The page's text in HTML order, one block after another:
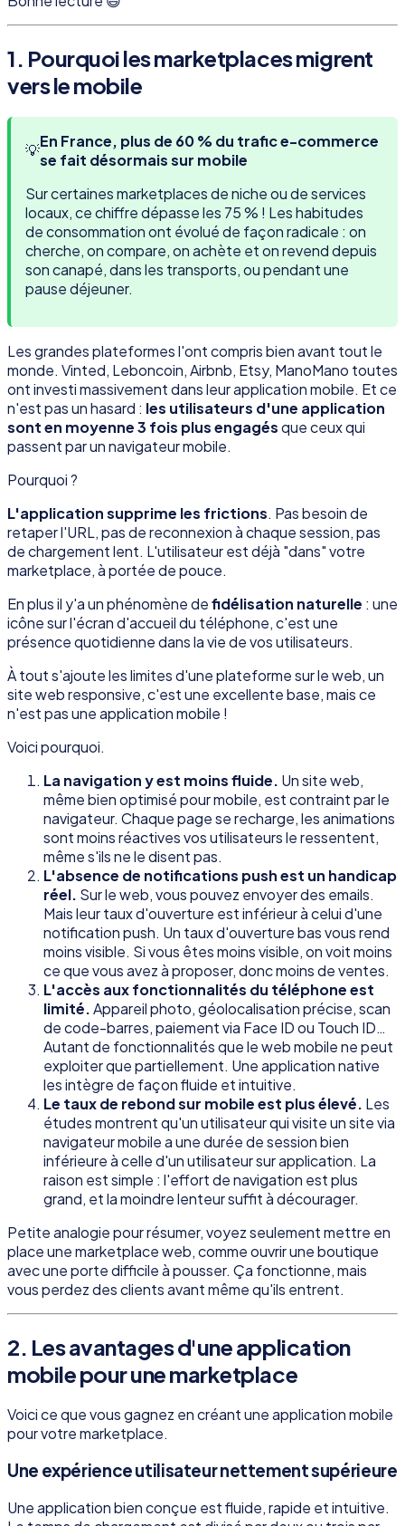
1. Pourquoi les marketplaces migrent
vers le mobile
💡En France, plus de 60 % du trafic e-commerce
se fait désormais sur mobile
Sur certaines marketplaces de niche ou de services
locaux, ce chiffre dépasse les 75 % ! Les habitudes
de consommation ont évolué de façon radicale : on
cherche, on compare, on achète et on revend depuis
son canapé, dans les transports, ou pendant une
pause déjeuner.
Les grandes plateformes l'ont compris bien avant tout le
monde. Vinted, Leboncoin, Airbnb, Etsy, ManoMano toutes
ont investi massivement dans leur application mobile. Et ce
n'est pas un hasard : les utilisateurs d'une application
sont en moyenne 3 fois plus engagésque ceux qui
passent par un navigateur mobile.
Pourquoi ?
L'application supprime les frictions. Pas besoin de
retaper l'URL, pas de reconnexion à chaque session, pas
de chargement lent. L'utilisateur est déjà "dans" votre
marketplace, à portée de pouce.
En plus il y'a un phénomène defidélisation naturelle : une
icône sur l'écran d'accueil du téléphone, c'est une
présence quotidienne dans la vie de vos utilisateurs.
À tout s'ajoute les limites d'une plateforme sur le web, un
site web responsive, c'est une excellente base, mais ce
n'est pas une application mobile !
Voici pourquoi.
La navigation y est moins fluide. Un site web,
même bien optimisé pour mobile, est contraint par le
navigateur. Chaque page se recharge, les animations
sont moins réactives vos utilisateurs le ressentent,
même s'ils ne le disent pas.
L'absence de notifications push est un handicap
réel. Sur le web, vous pouvez envoyer des emails.
Mais leur taux d'ouverture est inférieur à celui d'une
notification push. Un taux d'ouverture bas vous rend
moins visible. Si vous êtes moins visible, on voit moins
ce que vous avez à proposer, donc moins de ventes.
L'accès aux fonctionnalités du téléphone est
limité.Appareil photo, géolocalisation précise, scan
de code-barres, paiement via Face ID ou Touch ID…
Autant de fonctionnalités que le web mobile ne peut
exploiter que partiellement. Une application native
les intègre de façon fluide et intuitive.
Le taux de rebond sur mobile est plus élevé. Les
études montrent qu'un utilisateur qui visite un site via
navigateur mobile a une durée de session bien
inférieure à celle d'un utilisateur sur application. La
raison est simple : l'effort de navigation est plus
grand, et la moindre lenteur suffit à décourager.
Petite analogie pour résumer, voyez seulement mettre en
place une marketplace web, comme ouvrir une boutique
avec une porte difficile à pousser. Ça fonctionne, mais
vous perdez des clients avant même qu'ils entrent.
2. Les avantages d'une application
mobile pour une marketplace
Voici ce que vous gagnez en créant une application mobile
pour votre marketplace.
Une expérience utilisateur nettement supérieure
Une application bien conçue est fluide, rapide et intuitive.